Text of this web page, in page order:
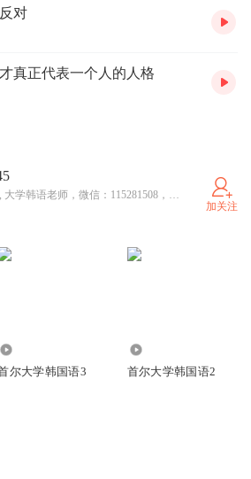
对
真正代表一个人的人格
欧巴教育创始人, 大学韩语老师，微信：115281508，微博：欧巴李韩语老师
加关注
尔大学韩国语3 首尔大学韩国语2